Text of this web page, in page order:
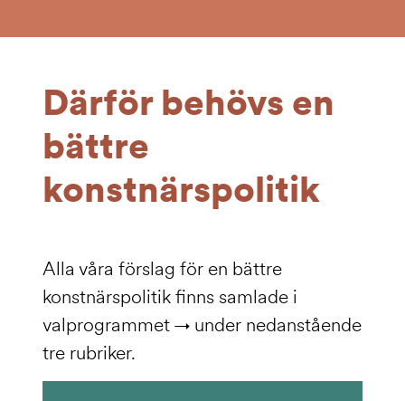
Därför behövs en
bättre
konstnärspolitik
Alla våra förslag för en bättre
konstnärspolitik finns samlade i
valprogrammet
under nedanstående
tre rubriker.